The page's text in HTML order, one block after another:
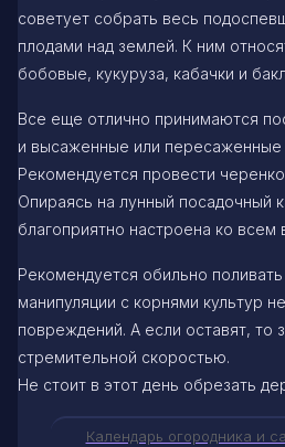
советует собрать весь
плодами над землей. К ним
бобовые, кукуруза, кабачки и
Все еще отлично принимаются
и высаженные или пересаженные
Рекомендуется провести
Опираясь на лунный посадочный
благоприятно настроена ко всем
Рекомендуется обильно
манипуляции с корнями культур
повреждений. А если оставят, то
стремительной скоростью.
Не стоит в этот день обрезать
Календарь огородника и